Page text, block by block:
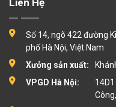
Liên Hệ
Số 14, ngõ 422 đường
phố Hà Nội, Việt Nam
Xưởng sản xuất:
VPGD Hà Nội: